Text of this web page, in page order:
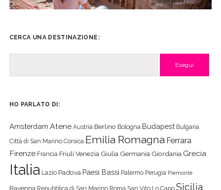
CERCA UNA DESTINAZIONE:
HO PARLATO DI:
Amsterdam Atene Austria Berlino Bologna Budapest Bulgaria
Città di San Marino Corsica Emilia Romagna Ferrara
Firenze Francia Friuli Venezia Giulia Germania Giordania Grecia
Italia Lazio Padova Paesi Bassi Palermo Perugia Piemonte
Ravenna Repubblica di San Marino Roma San Vito Lo Capo Sicilia